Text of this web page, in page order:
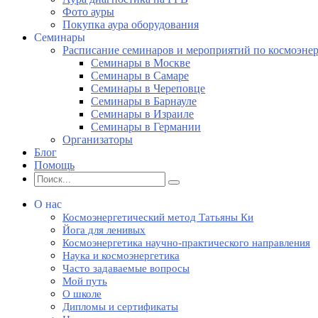
Фото ауры
Покупка аура оборудования
Семинары
Расписание семинаров и мероприятий по
Семинары в Москве
Семинары в Самаре
Семинары в Череповце
Семинары в Барнауле
Семинары в Израиле
Семинары в Германии
Организаторы
Блог
Помощь
О нас
Космоэнергетический метод Татьяны Ки
Йога для ленивых
Космоэнергетика научно-практического направления
Наука и космоэнергетика
Часто задаваемые вопросы
Мой путь
О школе
Дипломы и сертификаты